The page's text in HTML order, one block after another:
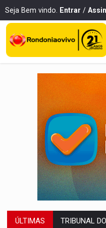
Seja Bem vindo. Entrar /
ÚLTIMAS VÍDEO: